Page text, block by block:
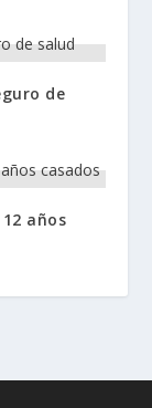
de
años